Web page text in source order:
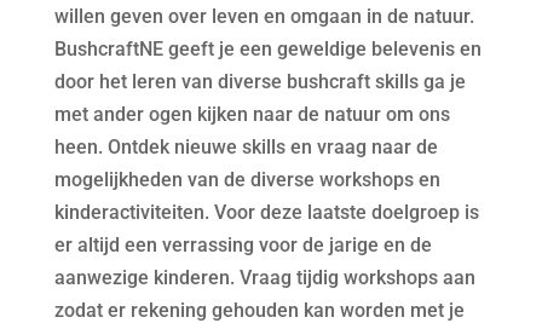
willen geven over leven en omgaan in de natuur.
BushcraftNE geeft je een geweldige belevenis en
door het leren van diverse bushcraft skills ga je
met ander ogen kijken naar de natuur om ons
heen. Ontdek nieuwe skills en vraag naar de
mogelijkheden van de diverse workshops en
kinderactiviteiten. Voor deze laatste doelgroep is
er altijd een verrassing voor de jarige en de
aanwezige kinderen. Vraag tijdig workshops aan
zodat er rekening gehouden kan worden met je